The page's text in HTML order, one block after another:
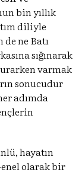
bin yıllık
diliyle
ne Batı
sığınarak
varmak
sonucudur
adımda
hayatın
olarak bir